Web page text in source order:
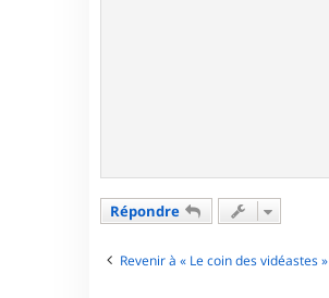
Répondre
Revenir à « Le coin des vidéastes »